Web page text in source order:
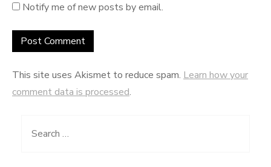
Notify me of new posts by email.
This site uses Akismet to reduce spam. Learn how your
comment data is processed.
Search